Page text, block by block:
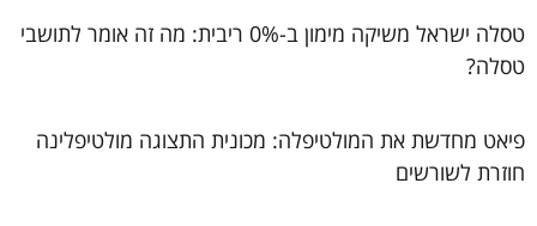
טסלה ישראל משיקה מימון ב-0% ריבית: מה זה אומר לתושבי
טסלה?
פיאט מחדשת את המולטיפלה: מכונית התצוגה מולטיפלינה
חוזרת לשורשים